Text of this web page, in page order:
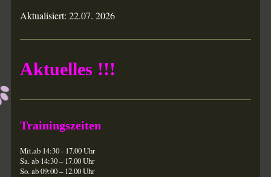
Aktualisiert: 22.07. 2026
Aktuelles !!!
Trainingszeiten
Mit.ab 14:30 - 17.00 Uhr
Sa. ab 14:30 – 17.00 Uhr
So. ab 09:00 – 12.00 Uhr